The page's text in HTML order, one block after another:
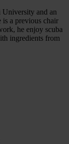
and an
a previous chair
he enjoy scuba
ingredients from